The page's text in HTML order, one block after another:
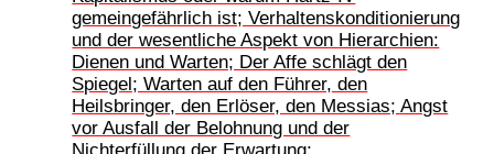
gemeingefährlich ist; Verhaltenskonditionierung
und der wesentliche Aspekt von Hierarchien:
Dienen und Warten; Der Affe schlägt den
Spiegel; Warten auf den Führer, den
Heilsbringer, den Erlöser, den Messias; Angst
vor Ausfall der Belohnung und der